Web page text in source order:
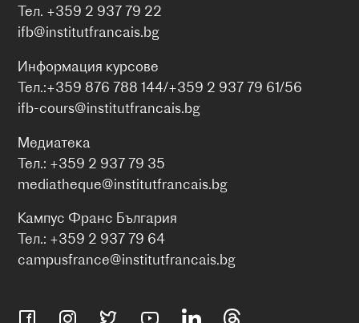
Тел. +359 2 937 79 22
ifb@institutfrancais.bg
Информация курсове
Тел.:+359 876 788 144/+359 2 937 79 61/56
ifb-cours@institutfrancais.bg
Медиатека
Тел.: +359 2 937 79 35
mediatheque@institutfrancais.bg
Кампус Франс България
Тел.: +359 2 937 79 64
campusfrance@institutfrancais.bg